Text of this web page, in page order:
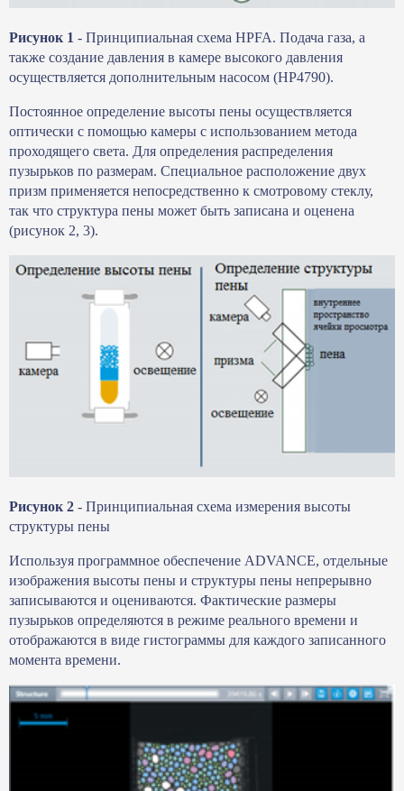
Рисунок 1 - Принципиальная схема HPFA. Подача газа, а
также создание давления в камере высокого давления
осуществляется дополнительным насосом (HP4790).
Постоянное определение высоты пены осуществляется
оптически с помощью камеры с использованием метода
проходящего света. Для определения распределения
пузырьков по размерам. Специальное расположение двух
призм применяется непосредственно к смотровому стеклу,
так что структура пены может быть записана и оценена
(рисунок 2, 3).
Рисунок 2 - Принципиальная схема измерения высоты
структуры пены
Используя программное обеспечение ADVANCE, отдельные
изображения высоты пены и структуры пены непрерывно
записываются и оцениваются. Фактические размеры
пузырьков определяются в режиме реального времени и
отображаются в виде гистограммы для каждого записанного
момента времени.